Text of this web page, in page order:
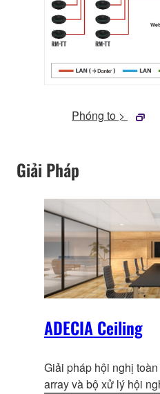
Phóng to >
Giải Pháp
ADECIA Ceiling
Giải pháp hội nghị
array và bộ xử lý hội ng